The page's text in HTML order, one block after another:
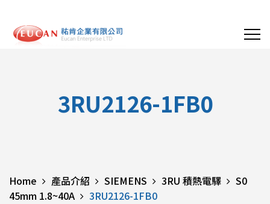
3RU2126-1FB0
Home 產品介紹 SIEMENS 3RU 積熱電驛
S0
45mm 1.8~40A
3RU2126-1FB0